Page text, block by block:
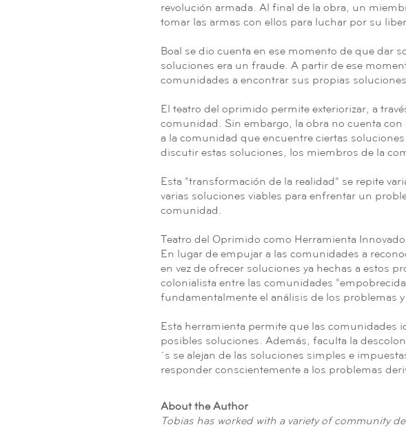
revolución armada. Al final de la obra, un
tomar las armas con ellos para luchar por su
Boal se dio cuenta en ese momento de que dar
soluciones era un fraude. A partir de ese
comunidades a encontrar sus propias
El teatro del oprimido permite exteriorizar, a
comunidad. Sin embargo, la obra no cuenta
a la comunidad que encuentre ciertas
discutir estas soluciones, los miembros de la
Esta "transformación de la realidad" se repite
varias soluciones viables para enfrentar un
comunidad.
Teatro del Oprimido como Herramienta
En lugar de empujar a las comunidades a
en vez de ofrecer soluciones ya hechas a estos
colonialista entre las comunidades
fundamentalmente el análisis de los problemas
Esta herramienta permite que las comunidades
posibles soluciones. Además, faculta la
´s se alejan de las soluciones simples e
responder conscientemente a los problemas
About the Author
Tobias has worked with a variety of community